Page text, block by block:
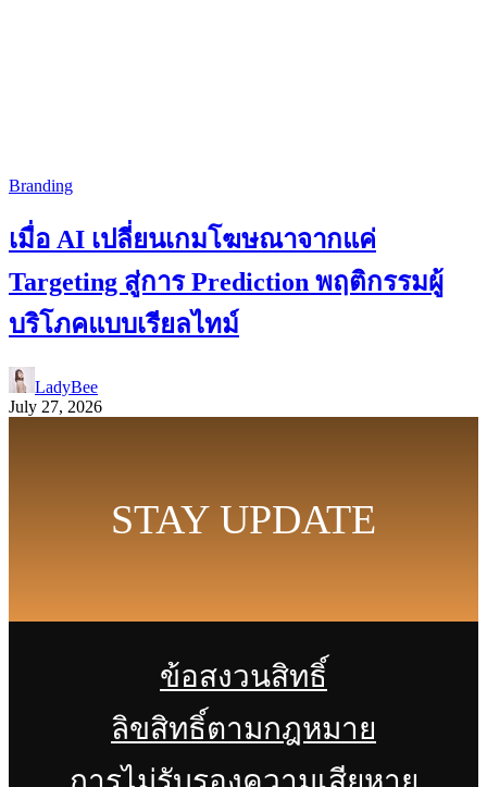
Branding
เมื่อ AI เปลี่ยนเกมโฆษณาจากแค่
Targeting สู่การ Prediction พฤติกรรมผู้
บริโภคแบบเรียลไทม์
LadyBee
July 27, 2026
STAY UPDATE
ข้อสงวนสิทธิ์
ลิขสิทธิ์ตามกฎหมาย